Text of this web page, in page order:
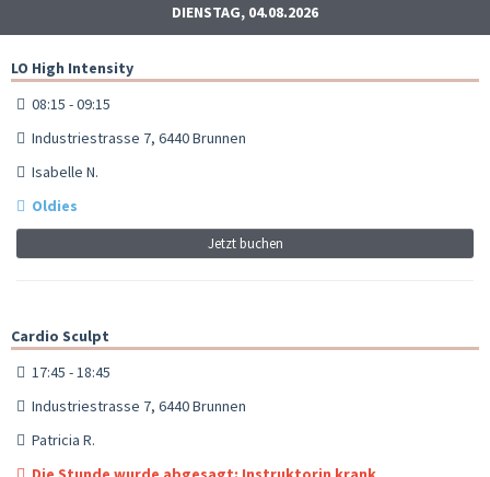
DIENSTAG, 04.08.2026
LO High Intensity
08:15 - 09:15
Industriestrasse 7, 6440 Brunnen
Isabelle N.
Oldies
Jetzt buchen
Cardio Sculpt
17:45 - 18:45
Industriestrasse 7, 6440 Brunnen
Patricia R.